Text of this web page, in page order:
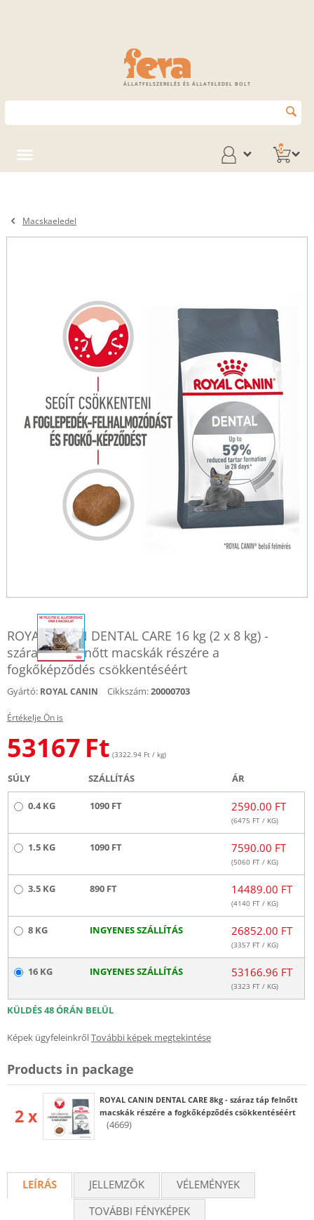
ÁLLATFELSZERELÉS ÉS ÁLLATELEDEL BOLT
0
Macskaeledel
ROYAL CANIN DENTAL CARE 16 kg (2 x 8 kg) -
száraz táp felnőtt macskák részére a
fogkőképződés csökkentéséért
Gyártó: ROYAL CANIN Cikkszám:20000703
Értékelje Ön is
53167 Ft (3322.94 Ft / kg)
SÚLY SZÁLLÍTÁS ÁR
0.4 KG 1090 FT 2590.00 FT
(6475 FT / KG)
1.5 KG 1090 FT 7590.00 FT
(5060 FT / KG)
3.5 KG 890 FT 14489.00 FT
(4140 FT / KG)
8 KG INGYENES SZÁLLÍTÁS 26852.00 FT
(3357 FT / KG)
16 KG INGYENES SZÁLLÍTÁS 53166.96 FT
(3323 FT / KG)
KÜLDÉS 48 ÓRÁN BELÜL
Képek ügyfeleinkrőlTovábbi képek megtekintése
Products in package
2 x
ROYAL CANIN DENTAL CARE 8kg - száraz táp felnőtt
macskák részére a fogkőképződés csökkentéséért
(4669)
LEÍRÁS JELLEMZŐK
VÉLEMÉNYEK
TOVÁBBI FÉNYKÉPEK